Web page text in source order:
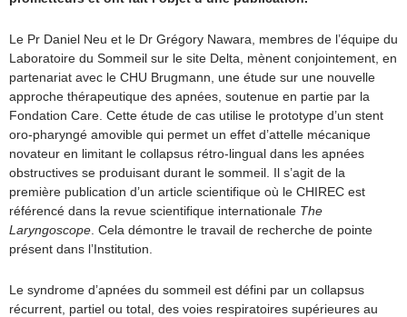
Le Pr Daniel Neu et le Dr Grégory Nawara, membres de l’équipe du
Laboratoire du Sommeil sur le site Delta, mènent conjointement, en
partenariat avec le CHU Brugmann, une étude sur une nouvelle
approche thérapeutique des apnées, soutenue en partie par la
Fondation Care. Cette étude de cas utilise le prototype d’un stent
oro-pharyngé amovible qui permet un effet d’attelle mécanique
novateur en limitant le collapsus rétro-lingual dans les apnées
obstructives se produisant durant le sommeil. Il s’agit de la
première publication d’un article scientifique où le CHIREC est
référencé dans la revue scientifique internationale The
Laryngoscope . Cela démontre le travail de recherche de pointe
présent dans l’Institution.
Le syndrome d’apnées du sommeil est défini par un collapsus
récurrent, partiel ou total, des voies respiratoires supérieures au